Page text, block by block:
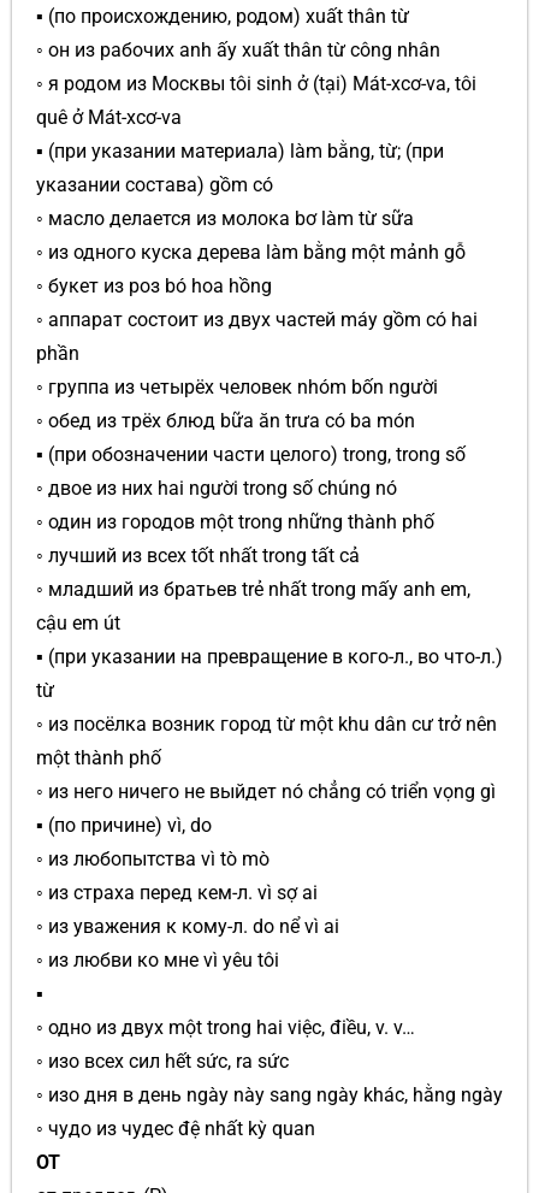
▪ (по происхождению, родом) xuất thân từ
◦ он из рабочих anh ấy xuất thân từ công nhân
◦ я родом из Москвы tôi sinh ở (tại) Mát-xcơ-va, tôi
quê ở Mát-xcơ-va
▪ (при указании материала) làm bằng, từ; (при
указании состава) gồm có
◦ масло делается из молока bơ làm từ sữa
◦ из одного куска дерева làm bằng một mảnh gỗ
◦ букет из роз bó hoa hồng
◦ аппарат состоит из двух частей máy gồm có hai
phần
◦ группа из четырёх человек nhóm bốn người
◦ обед из трёх блюд bữa ăn trưa có ba món
▪ (при обозначении части целого) trong, trong số
◦ двое из них hai người trong số chúng nó
◦ один из городов một trong những thành phố
◦ лучший из всех tốt nhất trong tất cả
◦ младший из братьев trẻ nhất trong mấy anh em,
cậu em út
▪ (при указании на превращение в кого-л., во что-л.)
từ
◦ из посёлка возник город từ một khu dân cư trở nên
một thành phố
◦ из него ничего не выйдет nó chẳng có triển vọng gì
▪ (по причине) vì, do
◦ из любопытства vì tò mò
◦ из страха перед кем-л. vì sợ ai
◦ из уважения к кому-л. do nể vì ai
◦ из любви ко мне vì yêu tôi
▪
◦ одно из двух một trong hai việc, điều, v. v…
◦ изо всех сил hết sức, ra sức
◦ изо дня в день ngày này sang ngày khác, hằng ngày
◦ чудо из чудес đệ nhất kỳ quan
ОТ